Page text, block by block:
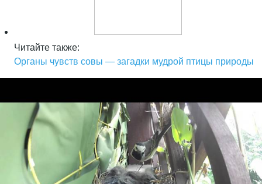
Читайте также:
Органы чувств совы — загадки мудрой птицы природы